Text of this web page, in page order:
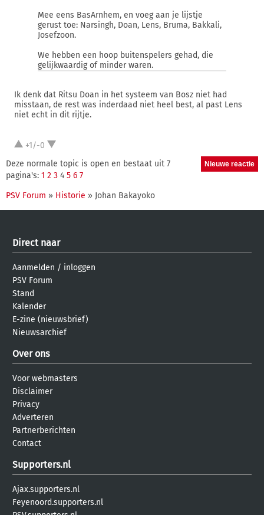
Mee eens BasArnhem, en voeg aan je lijstje
gerust toe: Narsingh, Doan, Lens, Bruma, Bakkali,
Josefzoon.
We hebben een hoop buitenspelers gehad, die
gelijkwaardig of minder waren.
Ik denk dat Ritsu Doan in het systeem van Bosz niet had
misstaan, de rest was inderdaad niet heel best, al past Lens
niet echt in dit rijtje.
+1/-0
Deze normale topic is open en bestaat uit 7
pagina's: 1 2 3 4 5 6 7
PSV Forum » Historie » Johan Bakayoko
Direct naar
Aanmelden / inloggen
PSV Forum
Stand
Kalender
E-zine (nieuwsbrief)
Nieuwsarchief
Over ons
Voor webmasters
Disclaimer
Privacy
Adverteren
Partnerberichten
Contact
Supporters.nl
Ajax.supporters.nl
Feyenoord.supporters.nl